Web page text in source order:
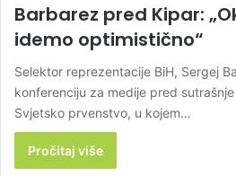
Barbarez pred Kipar:
idemo optimistično“
Selektor reprezentacije BiH, Sergej
konferenciju za medije pred
Svjetsko prvenstvo, u kojem…
Pročitaj više